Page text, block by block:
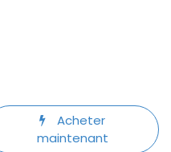
Acheter
maintenant